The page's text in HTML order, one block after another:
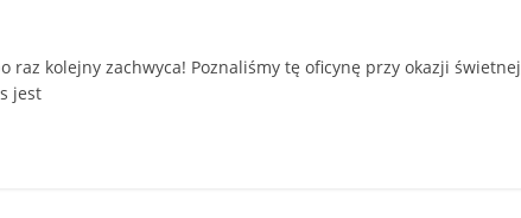
raz kolejny zachwyca! Poznaliśmy tę oficynę przy okazji
jest